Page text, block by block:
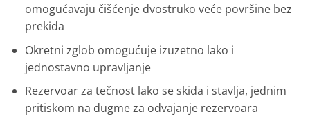
omogućavaju čišćenje dvostruko veće površine bez
prekida
Okretni zglob omogućuje izuzetno lako i
jednostavno upravljanje
Rezervoar za tečnost lako se skida i stavlja, jednim
pritiskom na dugme za odvajanje rezervoara